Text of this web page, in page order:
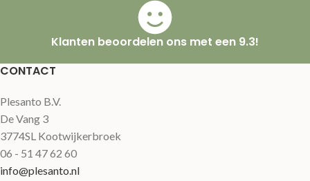
Klanten beoordelen ons met een 9.3!
CONTACT
Plesanto B.V.
De Vang 3
3774SL Kootwijkerbroek
06 - 51 47 62 60
info@plesanto.nl